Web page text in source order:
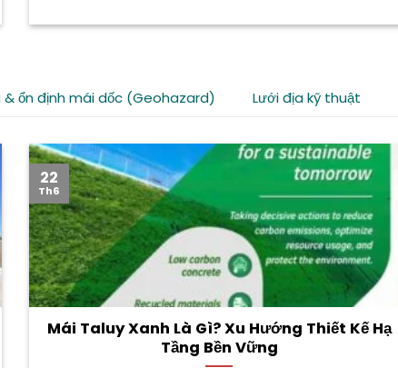
& ổn định mái dốc (Geohazard) Lưới địa kỹ thuật
Mái Taluy Xanh Là Gì? Xu Hướng Thiết Kế Hạ
Tầng Bền Vững
22
Th6